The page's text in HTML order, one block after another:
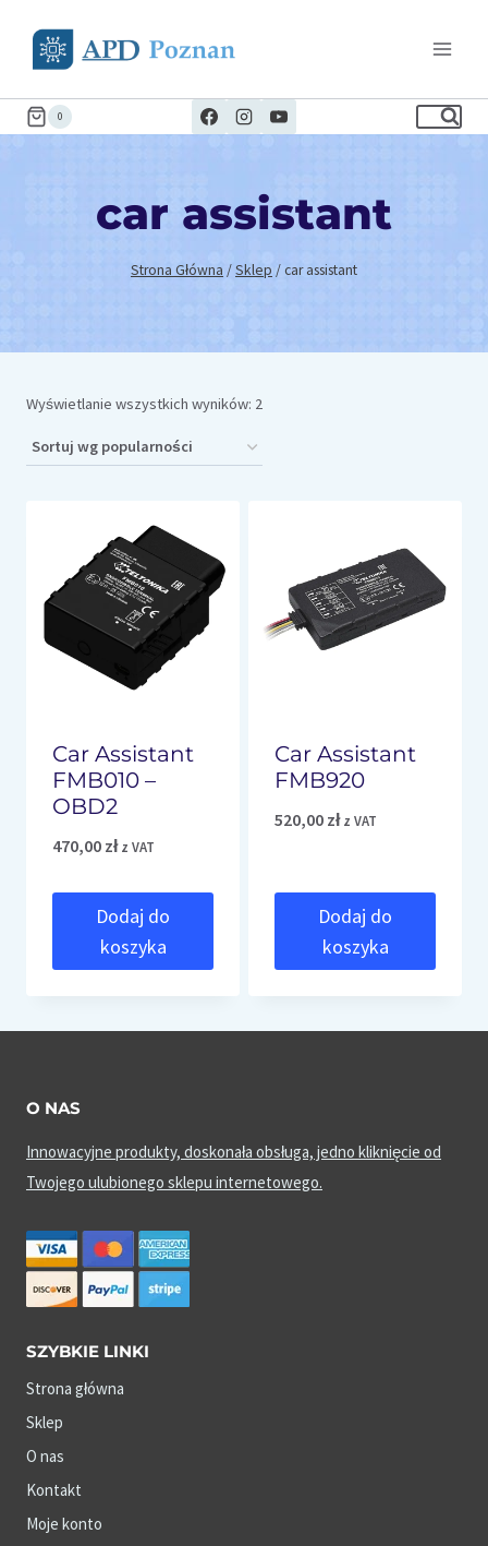
0
car assistant
Strona Główna /Sklep /car assistant
Wyświetlanie wszystkich wyników: 2
popularności
Car Assistant
FMB010 –
OBD2
470,00 zł z VAT
Dodaj do
koszyka
Car Assistant
FMB920
520,00 zł z VAT
Dodaj do
koszyka
O NAS
Innowacyjne produkty, doskonała obsługa, jedno kliknięcie od
Twojego ulubionego sklepu internetowego.
SZYBKIE LINKI
Strona główna
Sklep
O nas
Kontakt
Moje konto